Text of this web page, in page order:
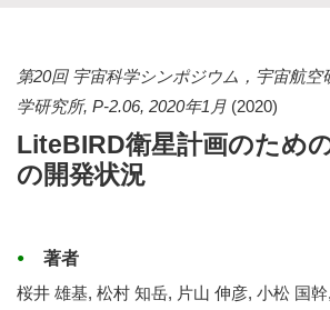
第20回 宇宙科学シンポジウム，宇宙航空
学研究所, P-2.06, 2020年1月 (2020)
LiteBIRD衛星計画のため
の開発状況
著者
桜井 雄基, 松村 知岳, 片山 伸彦, 小松 国